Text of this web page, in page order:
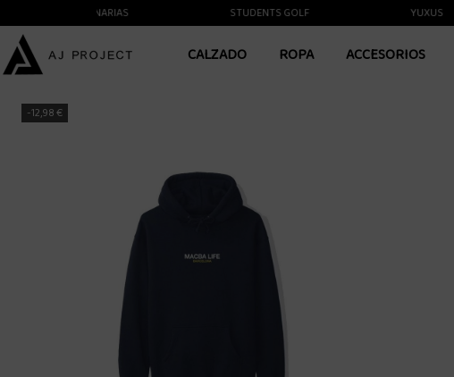
LAS ISLAS CANARIAS STUDENTS GOLF YUXUS
CALZADO ROPA ACCESORIOS
-12,98 €